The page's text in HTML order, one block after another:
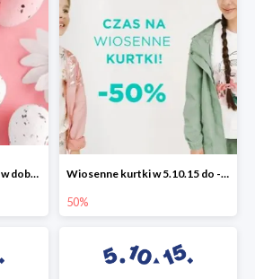
Przedświąteczne zakupy w dobrym stylu -50% Wiosenne kurtki w 5.10.15 do -50%
50%